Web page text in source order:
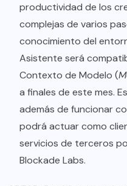
productividad de los
complejas de varios
conocimiento del
Asistente será
Contexto de Modelo (
a finales de este mes.
además de funcionar
podrá actuar como
servicios de terceros
Blockade Labs.